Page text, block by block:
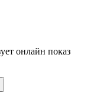
онлайн показ